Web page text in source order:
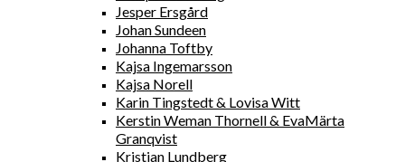
Jesper Ersgård
Johan Sundeen
Johanna Toftby
Kajsa Ingemarsson
Kajsa Norell
Karin Tingstedt & Lovisa Witt
Kerstin Weman Thornell & EvaMärta
Granqvist
Kristian Lundberg